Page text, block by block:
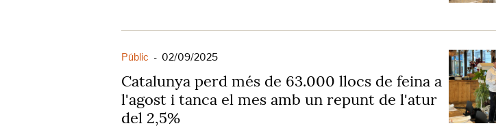
Públic - 02/09/2025
Catalunya perd més de 63.000 llocs de feina a
l'agost i tanca el mes amb un repunt de l'atur
del 2,5%